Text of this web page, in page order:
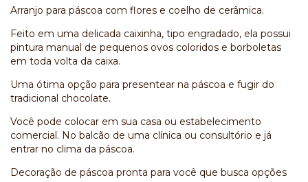
Arranjo para páscoa com flores e coelho de cerâmica.
Feito em uma delicada caixinha, tipo engradado, ela possui
pintura manual de pequenos ovos coloridos e borboletas
em toda volta da caixa.
Uma ótima opção para presentear na páscoa e fugir do
tradicional chocolate.
Você pode colocar em sua casa ou estabelecimento
comercial. No balcão de uma clínica ou consultório e já
entrar no clima da páscoa.
Decoração de páscoa pronta para você que busca opções